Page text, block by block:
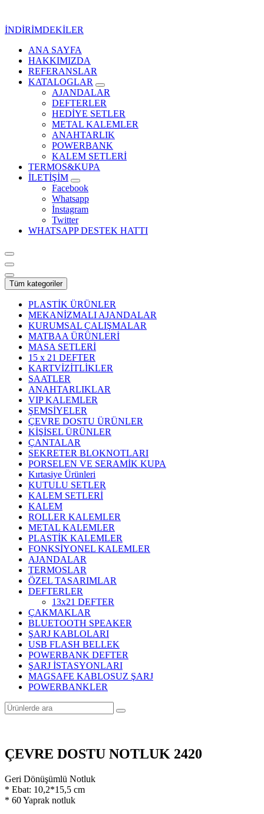
İNDİRİMDEKİLER
Kurumsal Promosyon-Hediyelik
ANA SAYFA
HAKKIMIZDA
REFERANSLAR
KATALOGLAR
AJANDALAR
DEFTERLER
HEDİYE SETLER
METAL KALEMLER
ANAHTARLIK
POWERBANK
KALEM SETLERİ
TERMOS&KUPA
İLETİŞİM
Facebook
Whatsapp
İnstagram
Twitter
WHATSAPP DESTEK HATTI
Tüm kategoriler
PLASTİK ÜRÜNLER
MEKANİZMALI AJANDALAR
KURUMSAL ÇALIŞMALAR
MATBAA ÜRÜNLERİ
MASA SETLERİ
15 x 21 DEFTER
KARTVİZİTLİKLER
SAATLER
ANAHTARLIKLAR
VIP KALEMLER
ŞEMSİYELER
ÇEVRE DOSTU ÜRÜNLER
KİŞİSEL ÜRÜNLER
ÇANTALAR
SEKRETER BLOKNOTLARI
PORSELEN VE SERAMİK KUPA
Kırtasiye Ürünleri
KUTULU SETLER
KALEM SETLERİ
KALEM
ROLLER KALEMLER
METAL KALEMLER
PLASTİK KALEMLER
FONKSİYONEL KALEMLER
AJANDALAR
TERMOSLAR
ÖZEL TASARIMLAR
DEFTERLER
13x21 DEFTER
ÇAKMAKLAR
BLUETOOTH SPEAKER
ŞARJ KABLOLARI
USB FLASH BELLEK
POWERBANK DEFTER
ŞARJ İSTASYONLARI
MAGSAFE KABLOSUZ ŞARJ
POWERBANKLER
ÇEVRE DOSTU NOTLUK 2420
Geri Dönüşümlü Notluk
* Ebat: 10,2*15,5 cm
* 60 Yaprak notluk